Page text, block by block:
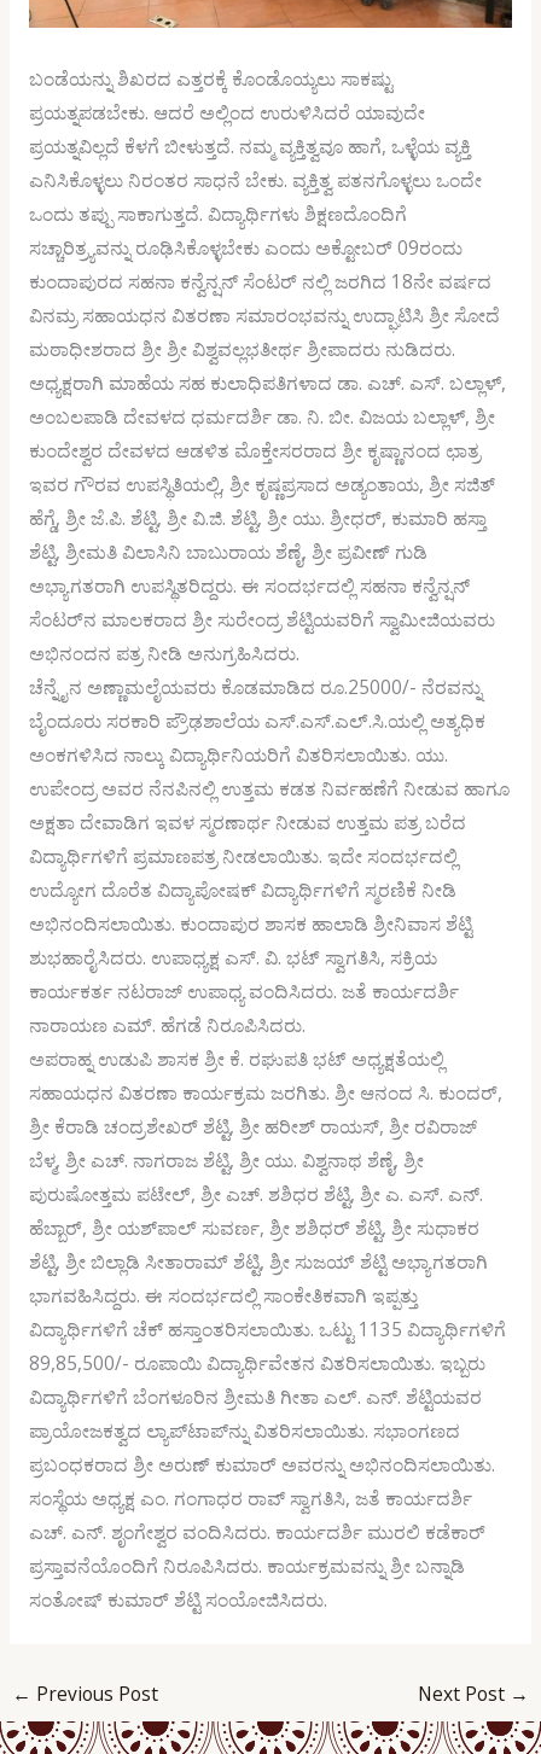
ಬಂಡೆಯನ್ನು ಶಿಖರದ ಎತ್ತರಕ್ಕೆ ಕೊಂಡೊಯ್ಯಲು ಸಾಕಷ್ಟು
ಪ್ರಯತ್ನಪಡಬೇಕು. ಆದರೆ ಅಲ್ಲಿಂದ ಉರುಳಿಸಿದರೆ ಯಾವುದೇ
ಪ್ರಯತ್ನವಿಲ್ಲದೆ ಕೆಳಗೆ ಬೀಳುತ್ತದೆ. ನಮ್ಮ ವ್ಯಕ್ತಿತ್ವವೂ ಹಾಗೆ, ಒಳ್ಳೆಯ ವ್ಯಕ್ತಿ
ಎನಿಸಿಕೊಳ್ಳಲು ನಿರಂತರ ಸಾಧನೆ ಬೇಕು. ವ್ಯಕ್ತಿತ್ವ ಪತನಗೊಳ್ಳಲು ಒಂದೇ
ಒಂದು ತಪ್ಪು ಸಾಕಾಗುತ್ತದೆ. ವಿದ್ಯಾರ್ಥಿಗಳು ಶಿಕ್ಷಣದೊಂದಿಗೆ
ಸಚ್ಚಾರಿತ್ರ್ಯವನ್ನು ರೂಢಿಸಿಕೊಳ್ಳಬೇಕು ಎಂದು ಅಕ್ಟೋಬರ್ 09ರಂದು
ಕುಂದಾಪುರದ ಸಹನಾ ಕನ್ವೆನ್ಷನ್ ಸೆಂಟರ್ ನಲ್ಲಿ ಜರಗಿದ 18ನೇ ವರ್ಷದ
ವಿನಮ್ರ ಸಹಾಯಧನ ವಿತರಣಾ ಸಮಾರಂಭವನ್ನು ಉದ್ಘಾಟಿಸಿ ಶ್ರೀ ಸೋದೆ
ಮಠಾಧೀಶರಾದ ಶ್ರೀ ಶ್ರೀ ವಿಶ್ವವಲ್ಲಭತೀರ್ಥ ಶ್ರೀಪಾದರು ನುಡಿದರು.
ಅಧ್ಯಕ್ಷರಾಗಿ ಮಾಹೆಯ ಸಹ ಕುಲಾಧಿಪತಿಗಳಾದ ಡಾ. ಎಚ್. ಎಸ್. ಬಲ್ಲಾಳ್,
ಅಂಬಲಪಾಡಿ ದೇವಳದ ಧರ್ಮದರ್ಶಿ ಡಾ. ನಿ. ಬೀ. ವಿಜಯ ಬಲ್ಲಾಳ್, ಶ್ರೀ
ಕುಂದೇಶ್ವರ ದೇವಳದ ಆಡಳಿತ ಮೊಕ್ತೇಸರರಾದ ಶ್ರೀ ಕೃಷ್ಣಾನಂದ ಛಾತ್ರ
ಇವರ ಗೌರವ ಉಪಸ್ಥಿತಿಯಲ್ಲಿ, ಶ್ರೀ ಕೃಷ್ಣಪ್ರಸಾದ ಅಡ್ಯಂತಾಯ, ಶ್ರೀ ಸಜಿತ್
ಹೆಗ್ಡೆ, ಶ್ರೀ ಜೆ.ಪಿ. ಶೆಟ್ಟಿ, ಶ್ರೀ ವಿ.ಜಿ. ಶೆಟ್ಟಿ, ಶ್ರೀ ಯು. ಶ್ರೀಧರ್, ಕುಮಾರಿ ಹಸ್ತಾ
ಶೆಟ್ಟಿ, ಶ್ರೀಮತಿ ವಿಲಾಸಿನಿ ಬಾಬುರಾಯ ಶೆಣೈ, ಶ್ರೀ ಪ್ರವೀಣ್ ಗುಡಿ
ಅಭ್ಯಾಗತರಾಗಿ ಉಪಸ್ಥಿತರಿದ್ದರು. ಈ ಸಂದರ್ಭದಲ್ಲಿ ಸಹನಾ ಕನ್ವೆನ್ಷನ್
ಸೆಂಟರ್‌ನ ಮಾಲಕರಾದ ಶ್ರೀ ಸುರೇಂದ್ರ ಶೆಟ್ಟಿಯವರಿಗೆ ಸ್ವಾಮೀಜಿಯವರು
ಅಭಿನಂದನ ಪತ್ರ ನೀಡಿ ಅನುಗ್ರಹಿಸಿದರು.
ಚೆನ್ನೈನ ಅಣ್ಣಾಮಲೈಯವರು ಕೊಡಮಾಡಿದ ರೂ.25000/- ನೆರವನ್ನು
ಬೈಂದೂರು ಸರಕಾರಿ ಪ್ರೌಢಶಾಲೆಯ ಎಸ್.ಎಸ್.ಎಲ್.ಸಿ.ಯಲ್ಲಿ ಅತ್ಯಧಿಕ
ಅಂಕಗಳಿಸಿದ ನಾಲ್ಕು ವಿದ್ಯಾರ್ಥಿನಿಯರಿಗೆ ವಿತರಿಸಲಾಯಿತು. ಯು.
ಉಪೇಂದ್ರ ಅವರ ನೆನಪಿನಲ್ಲಿ ಉತ್ತಮ ಕಡತ ನಿರ್ವಹಣೆಗೆ ನೀಡುವ ಹಾಗೂ
ಅಕ್ಷತಾ ದೇವಾಡಿಗ ಇವಳ ಸ್ಮರಣಾರ್ಥ ನೀಡುವ ಉತ್ತಮ ಪತ್ರ ಬರೆದ
ವಿದ್ಯಾರ್ಥಿಗಳಿಗೆ ಪ್ರಮಾಣಪತ್ರ ನೀಡಲಾಯಿತು. ಇದೇ ಸಂದರ್ಭದಲ್ಲಿ
ಉದ್ಯೋಗ ದೊರೆತ ವಿದ್ಯಾಪೋಷಕ್ ವಿದ್ಯಾರ್ಥಿಗಳಿಗೆ ಸ್ಮರಣಿಕೆ ನೀಡಿ
ಅಭಿನಂದಿಸಲಾಯಿತು. ಕುಂದಾಪುರ ಶಾಸಕ ಹಾಲಾಡಿ ಶ್ರೀನಿವಾಸ ಶೆಟ್ಟಿ
ಶುಭಹಾರೈಸಿದರು. ಉಪಾಧ್ಯಕ್ಷ ಎಸ್. ವಿ. ಭಟ್ ಸ್ವಾಗತಿಸಿ, ಸಕ್ರಿಯ
ಕಾರ್ಯಕರ್ತ ನಟರಾಜ್ ಉಪಾಧ್ಯ ವಂದಿಸಿದರು. ಜತೆ ಕಾರ್ಯದರ್ಶಿ
ನಾರಾಯಣ ಎಮ್. ಹೆಗಡೆ ನಿರೂಪಿಸಿದರು.
ಅಪರಾಹ್ನ ಉಡುಪಿ ಶಾಸಕ ಶ್ರೀ ಕೆ. ರಘುಪತಿ ಭಟ್ ಅಧ್ಯಕ್ಷತೆಯಲ್ಲಿ
ಸಹಾಯಧನ ವಿತರಣಾ ಕಾರ್ಯಕ್ರಮ ಜರಗಿತು. ಶ್ರೀ ಆನಂದ ಸಿ. ಕುಂದರ್,
ಶ್ರೀ ಕೆರಾಡಿ ಚಂದ್ರಶೇಖರ್ ಶೆಟ್ಟಿ, ಶ್ರೀ ಹರೀಶ್ ರಾಯಸ್, ಶ್ರೀ ರವಿರಾಜ್
ಬೆಳ್ಮ, ಶ್ರೀ ಎಚ್. ನಾಗರಾಜ ಶೆಟ್ಟಿ, ಶ್ರೀ ಯು. ವಿಶ್ವನಾಥ ಶೆಣೈ, ಶ್ರೀ
ಪುರುಷೋತ್ತಮ ಪಟೇಲ್, ಶ್ರೀ ಎಚ್. ಶಶಿಧರ ಶೆಟ್ಟಿ, ಶ್ರೀ ಎ. ಎಸ್. ಎನ್.
ಹೆಬ್ಬಾರ್, ಶ್ರೀ ಯಶ್‌ಪಾಲ್ ಸುವರ್ಣ, ಶ್ರೀ ಶಶಿಧರ್ ಶೆಟ್ಟಿ, ಶ್ರೀ ಸುಧಾಕರ
ಶೆಟ್ಟಿ, ಶ್ರೀ ಬಿಲ್ಲಾಡಿ ಸೀತಾರಾಮ್ ಶೆಟ್ಟಿ, ಶ್ರೀ ಸುಜಯ್ ಶೆಟ್ಟಿ ಅಭ್ಯಾಗತರಾಗಿ
ಭಾಗವಹಿಸಿದ್ದರು. ಈ ಸಂದರ್ಭದಲ್ಲಿ ಸಾಂಕೇತಿಕವಾಗಿ ಇಪ್ಪತ್ತು
ವಿದ್ಯಾರ್ಥಿಗಳಿಗೆ ಚೆಕ್ ಹಸ್ತಾಂತರಿಸಲಾಯಿತು. ಒಟ್ಟು 1135 ವಿದ್ಯಾರ್ಥಿಗಳಿಗೆ
89,85,500/- ರೂಪಾಯಿ ವಿದ್ಯಾರ್ಥಿವೇತನ ವಿತರಿಸಲಾಯಿತು. ಇಬ್ಬರು
ವಿದ್ಯಾರ್ಥಿಗಳಿಗೆ ಬೆಂಗಳೂರಿನ ಶ್ರೀಮತಿ ಗೀತಾ ಎಲ್. ಎನ್. ಶೆಟ್ಟಿಯವರ
ಪ್ರಾಯೋಜಕತ್ವದ ಲ್ಯಾಪ್‌ಟಾಪ್‌ನ್ನು ವಿತರಿಸಲಾಯಿತು. ಸಭಾಂಗಣದ
ಪ್ರಬಂಧಕರಾದ ಶ್ರೀ ಅರುಣ್ ಕುಮಾರ್ ಅವರನ್ನು ಅಭಿನಂದಿಸಲಾಯಿತು.
ಸಂಸ್ಥೆಯ ಅಧ್ಯಕ್ಷ ಎಂ. ಗಂಗಾಧರ ರಾವ್ ಸ್ವಾಗತಿಸಿ, ಜತೆ ಕಾರ್ಯದರ್ಶಿ
ಎಚ್. ಎನ್. ಶೃಂಗೇಶ್ವರ ವಂದಿಸಿದರು. ಕಾರ್ಯದರ್ಶಿ ಮುರಲಿ ಕಡೆಕಾರ್
ಪ್ರಸ್ತಾವನೆಯೊಂದಿಗೆ ನಿರೂಪಿಸಿದರು. ಕಾರ್ಯಕ್ರಮವನ್ನು ಶ್ರೀ ಬನ್ನಾಡಿ
ಸಂತೋಷ್ ಕುಮಾರ್ ಶೆಟ್ಟಿ ಸಂಯೋಜಿಸಿದರು.
← Previous Post Next Post →